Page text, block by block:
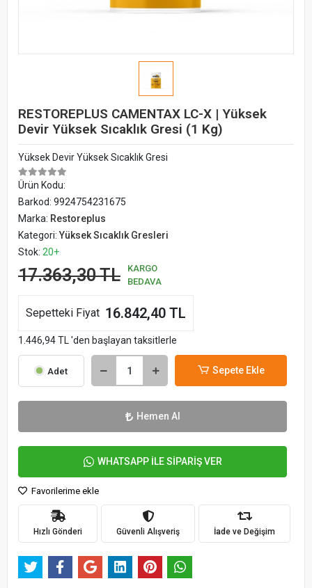
RESTOREPLUS CAMENTAX LC-X | Yüksek
Devir Yüksek Sıcaklık Gresi (1 Kg)
Yüksek Devir Yüksek Sıcaklık Gresi
Ürün Kodu:
Barkod: 9924754231675
Marka: Restoreplus
Kategori:Yüksek Sıcaklık Gresleri
Stok: 20+
17.363,30 TL
KARGO
BEDAVA
Sepetteki Fiyat 16.842,40 TL
1.446,94 TL 'den başlayan taksitlerle
Adet Sepete Ekle
Hemen Al
WHATSAPP İLE SİPARİŞ VER
Favorilerime ekle
Hızlı Gönderi Güvenli Alışveriş İade ve Değişim